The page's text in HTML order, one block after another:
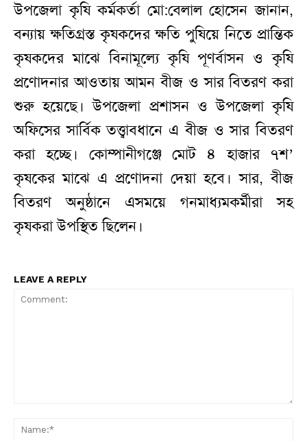
উপজেলা কৃষি কর্মকর্তা মো:বেলাল হোসেন জানান,
বন্যায় ক্ষতিগ্রস্ত কৃষকদের ক্ষতি পুষিয়ে নিতে প্রান্তিক
কৃষকদের মাঝে বিনামূল্যে কৃষি পূণর্বাসন ও কৃষি
প্রণোদনার আওতায় আমন বীজ ও সার বিতরণ করা
শুরু হয়েছে। উপজেলা প্রশাসন ও উপজেলা কৃষি
অফিসের সার্বিক তত্ত্বাবধানে এ বীজ ও সার বিতরণ
করা হচ্ছে। কোম্পানীগঞ্জে মোট ৪ হাজার ৭শ’
কৃষকের মাঝে এ প্রণোদনা দেয়া হবে। সার, বীজ
বিতরণ অনুষ্ঠানে এসময়ে গনমাধ্যমকর্মীরা সহ
কৃষকরা উপস্থিত ছিলেন।
LEAVE A REPLY